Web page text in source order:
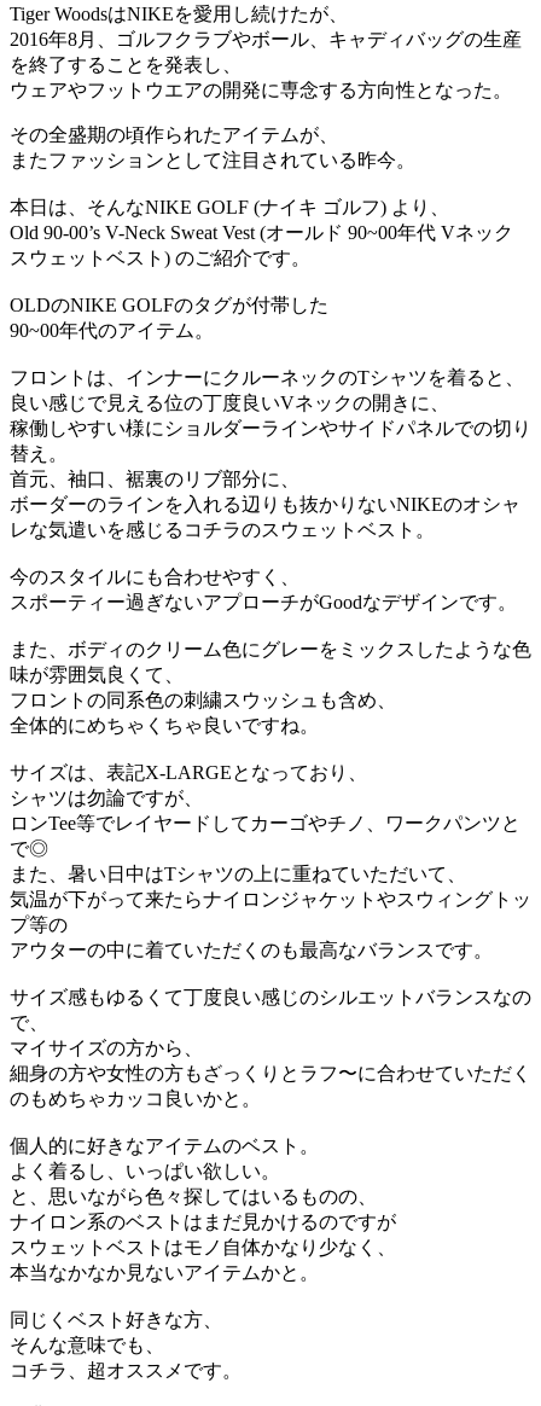
Tiger WoodsはNIKEを愛用し続けたが、
2016年8月、ゴルフクラブやボール、キャディバッグの生産
を終了することを発表し、
ウェアやフットウエアの開発に専念する方向性となった。
その全盛期の頃作られたアイテムが、
またファッションとして注目されている昨今。
本日は、そんなNIKE GOLF (ナイキ ゴルフ) より、
Old 90-00’s V-Neck Sweat Vest (オールド 90~00年代 Vネック
スウェットベスト) のご紹介です。
OLDのNIKE GOLFのタグが付帯した
90~00年代のアイテム。
フロントは、インナーにクルーネックのTシャツを着ると、
良い感じで見える位の丁度良いVネックの開きに、
稼働しやすい様にショルダーラインやサイドパネルでの切り
替え。
首元、袖口、裾裏のリブ部分に、
ボーダーのラインを入れる辺りも抜かりないNIKEのオシャ
レな気遣いを感じるコチラのスウェットベスト。
今のスタイルにも合わせやすく、
スポーティー過ぎないアプローチがGoodなデザインです。
また、ボディのクリーム色にグレーをミックスしたような色
味が雰囲気良くて、
フロントの同系色の刺繍スウッシュも含め、
全体的にめちゃくちゃ良いですね。
サイズは、表記X-LARGEとなっており、
シャツは勿論ですが、
ロンTee等でレイヤードしてカーゴやチノ、ワークパンツと
で◎
また、暑い日中はTシャツの上に重ねていただいて、
気温が下がって来たらナイロンジャケットやスウィングトッ
プ等の
アウターの中に着ていただくのも最高なバランスです。
サイズ感もゆるくて丁度良い感じのシルエットバランスなの
で、
マイサイズの方から、
細身の方や女性の方もざっくりとラフ〜に合わせていただく
のもめちゃカッコ良いかと。
個人的に好きなアイテムのベスト。
よく着るし、いっぱい欲しい。
と、思いながら色々探してはいるものの、
ナイロン系のベストはまだ見かけるのですが
スウェットベストはモノ自体かなり少なく、
本当なかなか見ないアイテムかと。
同じくベスト好きな方、
そんな意味でも、
コチラ、超オススメです。